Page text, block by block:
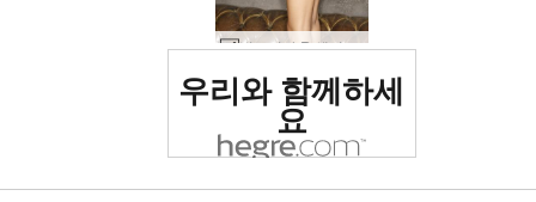
빅토리아 R 섹시 소파 #92
로 평가됨
우리와 함께하세
요
빅토리아 R 빅토리아 시크릿 걸 #69
빅토리아 R 섹시 소파 #84
니콜렛 머드 마스크 #11
안야 반사 #22빅토리아 R 핫 쇼츠 #17
빅토리아 R 조각품 #68
세계 1위 에로틱 사이트
로 평가됨
우리와 함께하세
실비 총 #6
테레자 바디 락 #71
Elvira 빨간 의자 부분 1 #75
우뚝 서 있는 스타샤 #44빅토리아 R 핫 쇼츠 #33
스타샤 성조기 #72
세계 1위 에로틱 사이트
로 평가됨
우리와 함께하세
실비 총 #22Anna L 여성 인물 #27빅토리아 R 피트니스 #69
빅토리아 R 핫 쇼츠 #37
테레자 풀 피규어 #75
Ksenia 보라색 파티 드레스 #62
세계 1위 에로틱 사이트
로 평가됨
우리와 함께하세
Krista Lysa Ruslana 트리오 #69
빅토리아 R 블랙 바디 #68
Anna L 젖은 에 침대 #53
실비 자기 만족 #29
줄라 누드 #101빅토리아 R 레드 핫 #41
발레리 얼룩말 #89
테레자 풀 피규어 #79
테레자 풀 피규어 #87
테티 소개 #10
세계 1위 에로틱 사이트
로 평가됨
우리와 함께하세
빅토리아 R 슈팅스타 #80
Anna S 완벽한 누드 #58
발레리 레깅스 #83
안나 S 원탁 #19
브리기 탑모델 #52
에리카 F 클로즈업 #11
세계 1위 에로틱 사이트
로 평가됨
우리와 함께하세
빅토리아 R 블랙 바디 #76
Anna L 젖은 에 침대 #25
알리야 스피커 #31
발레리 레깅스 #39
빅토리아 R 아메리칸 어패럴 걸 #42
마야 메이헴 #29
세계 1위 에로틱 사이트
로 평가됨
우리와 함께하세
빅토리아 R 브라질 폭탄 #24